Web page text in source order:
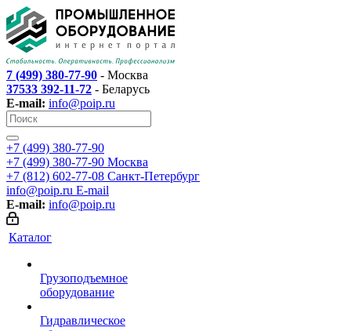
7 (499) 380-77-90 - Москва
37533 392-11-72 - Беларусь
E-mail: info@poip.ru
+7 (499) 380-77-90
+7 (499) 380-77-90 Москва
+7 (812) 602-77-08 Санкт-Петербург
info@poip.ru E-mail
E-mail: info@poip.ru
Каталог
Грузоподъемное
оборудование
Гидравлическое